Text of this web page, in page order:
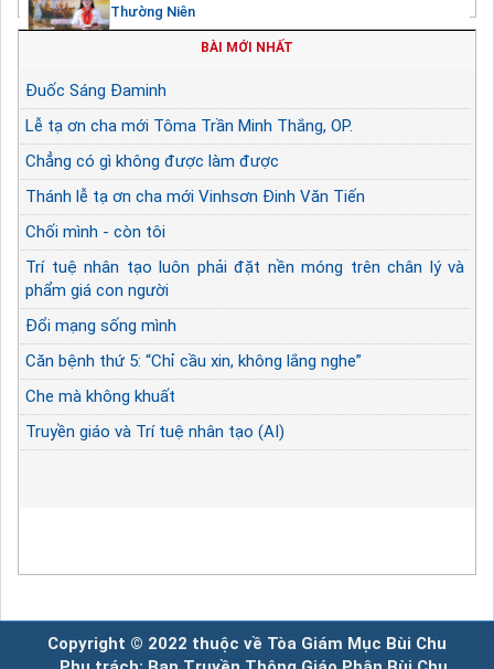
Thường Niên
BÀI MỚI NHẤT
Đuốc Sáng Đaminh
Lễ tạ ơn cha mới Tôma Trần Minh Thắng, OP.
Chẳng có gì không được làm được
Thánh lễ tạ ơn cha mới Vinhsơn Đinh Văn Tiến
Chối mình - còn tôi
Trí tuệ nhân tạo luôn phải đặt nền móng trên chân lý và
phẩm giá con người
Đổi mạng sống mình
Căn bệnh thứ 5: “Chỉ cầu xin, không lắng nghe”
Che mà không khuất
Truyền giáo và Trí tuệ nhân tạo (AI)
Copyright © 2022 thuộc về Tòa Giám Mục Bùi Chu